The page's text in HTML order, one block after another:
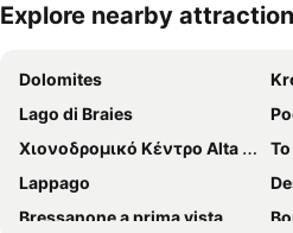
Ανάπτυξη χάρτη
Explore nearby
Dolomites
Lago di Braies
Χιονοδρομικό Κέντρο Alta Badia
Lappago
Bressanone a prima vista